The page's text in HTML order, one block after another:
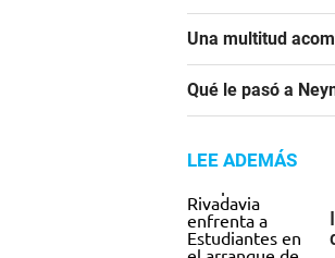
Una multitud
Qué le pasó a
LEE ADEMÁS